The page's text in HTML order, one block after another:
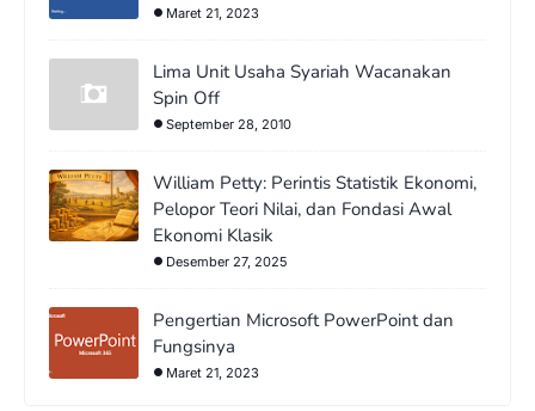
Maret 21, 2023
Lima Unit Usaha Syariah Wacanakan
Spin Off
September 28, 2010
William Petty: Perintis Statistik Ekonomi,
Pelopor Teori Nilai, dan Fondasi Awal
Ekonomi Klasik
Desember 27, 2025
Pengertian Microsoft PowerPoint dan
Fungsinya
Maret 21, 2023